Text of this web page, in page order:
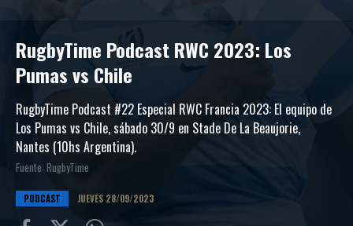
RugbyTime Podcast RWC 2023: Los
Pumas vs Chile
RugbyTime Podcast #22 Especial RWC Francia 2023: El equipo de
Los Pumas vs Chile, sábado 30/9 en Stade De La Beaujorie,
Nantes (10hs Argentina).
Fuente: RugbyTime
PODCAST JUEVES 28/09/2023